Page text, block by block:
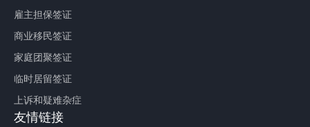
雇主担保签证
商业移民签证
家庭团聚签证
临时居留签证
上诉和疑难杂症
友情链接